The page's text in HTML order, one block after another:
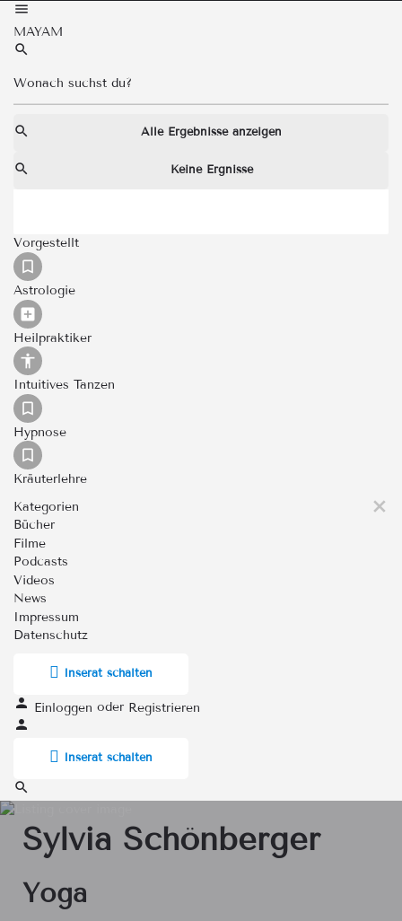
MAYAM
Alle Ergebnisse anzeigen
Keine Ergnisse
Vorgestellt
Astrologie
Heilpraktiker
Intuitives Tanzen
Hypnose
Kräuterlehre
Kategorien
Bücher
Filme
Podcasts
Videos
News
Impressum
Datenschutz
Inserat schalten
Einloggen oder Registrieren
Inserat schalten
Sylvia Schönberger
Yoga